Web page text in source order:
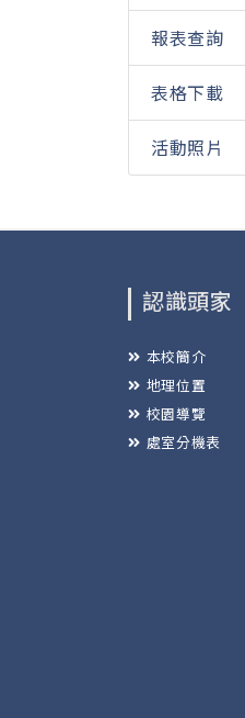
報表查詢
表格下載
活動照片
認識頭家
本校簡介
地理位置
校園導覽
處室分機表